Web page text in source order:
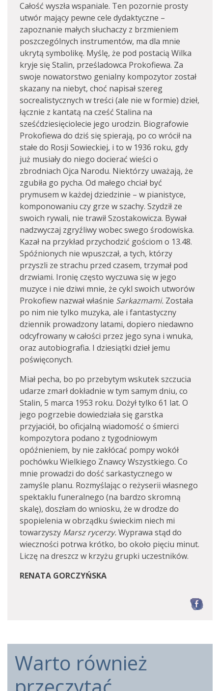
Całość wyszła wspaniale. Ten pozornie prosty
utwór mający pewne cele dydaktyczne –
zapoznanie małych słuchaczy z brzmieniem
poszczególnych instrumentów, ma dla mnie
ukrytą symbolikę. Myślę, że pod postacią Wilka
kryje się Stalin, prześladowca Prokofiewa. Za
swoje nowatorstwo genialny kompozytor został
skazany na niebyt, choć napisał szereg
socrealistycznych w treści (ale nie w formie) dzieł,
łącznie z kantatą na cześć Stalina na
sześćdziesięciolecie jego urodzin. Biografowie
Prokofiewa do dziś się spierają, po co wrócił na
stałe do Rosji Sowieckiej, i to w 1936 roku, gdy
już musiały do niego docierać wieści o
zbrodniach Ojca Narodu. Niektórzy uważają, że
zgubiła go pycha. Od małego chciał być
prymusem w każdej dziedzinie – w pianistyce,
komponowaniu czy grze w szachy. Szydził ze
swoich rywali, nie trawił Szostakowicza. Bywał
nadzwyczaj zgryźliwy wobec swego środowiska.
Kazał na przykład przychodzić gościom o 13.48.
Spóźnionych nie wpuszczał, a tych, którzy
przyszli ze strachu przed czasem, trzymał pod
drzwiami. Ironię często wyczuwa się w jego
muzyce i nie dziwi mnie, że cykl swoich utworów
Prokofiew nazwał właśnie Sarkazmami. Została
po nim nie tylko muzyka, ale i fantastyczny
dziennik prowadzony latami, dopiero niedawno
odcyfrowany w całości przez jego syna i wnuka,
oraz autobiografia. I dziesiątki dzieł jemu
poświęconych.
Miał pecha, bo po przebytym wskutek szczucia
udarze zmarł dokładnie w tym samym dniu, co
Stalin, 5 marca 1953 roku. Dożył tylko 61 lat. O
jego pogrzebie dowiedziała się garstka
przyjaciół, bo oficjalną wiadomość o śmierci
kompozytora podano z tygodniowym
opóźnieniem, by nie zakłócać pompy wokół
pochówku Wielkiego Znawcy Wszystkiego. Co
mnie prowadzi do dość sarkastycznego w
zamyśle planu. Rozmyślając o reżyserii własnego
spektaklu funeralnego (na bardzo skromną
skalę), doszłam do wniosku, że w drodze do
spopielenia w obrządku świeckim niech mi
towarzyszy Marsz rycerzy.Wyprawa stąd do
wieczności potrwa krótko, bo około pięciu minut.
Liczę na dreszcz w krzyżu grupki uczestników.
RENATA GORCZYŃSKA
Warto również